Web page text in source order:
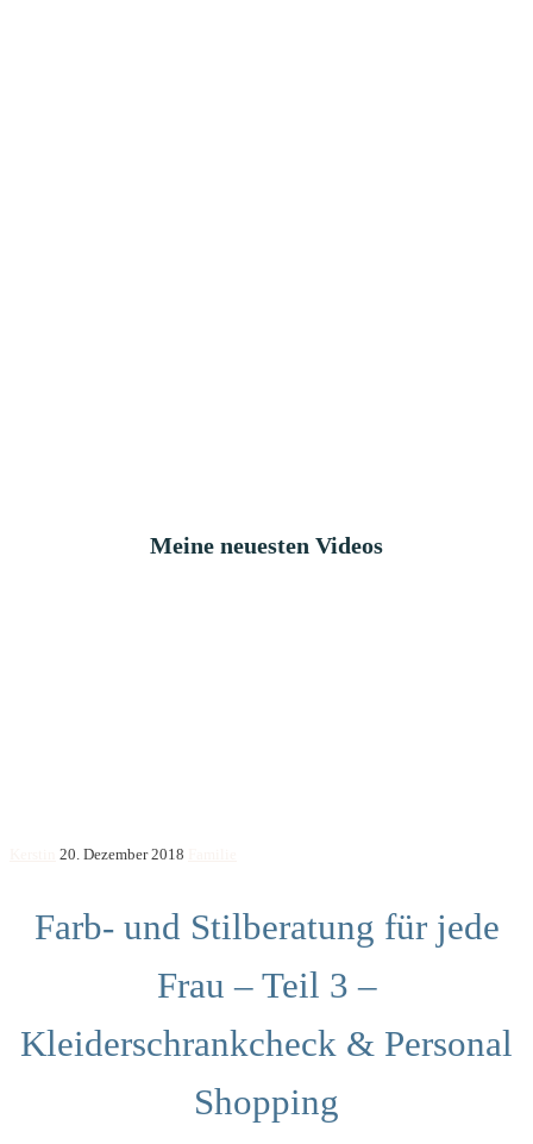
Meine neuesten Videos
20. Dezember 2018
Farb- und Stilberatung für jede
Frau – Teil 3 –
Kleiderschrankcheck & Personal
Shopping